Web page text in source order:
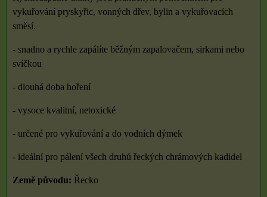
vykuřování pryskyřic, vonných dřev, bylin a vykuřovacích
směsí.
- snadno a rychle zapálíte běžným zapalovačem, sirkami nebo
svíčkou
- dlouhá doba hoření
- vysoce kvalitní, netoxické
- určené pro vykuřování a do vodních dýmek
- ideální pro pálení všech druhů řeckých chrámových kadidel
Země původu: Řecko